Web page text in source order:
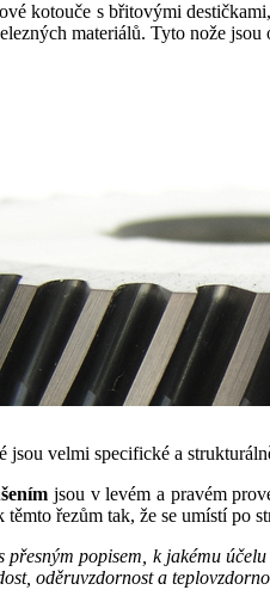
kotouče s břitovými
materiálů. Tyto nože
jsou velmi specifické a
jsou v levém a pravém
řezům tak, že se umístí po
přesným popisem, k jakému
oděruvzdornost a